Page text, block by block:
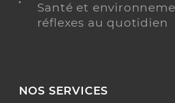
Santé et
réflexes au quotidien
NOS SERVICES